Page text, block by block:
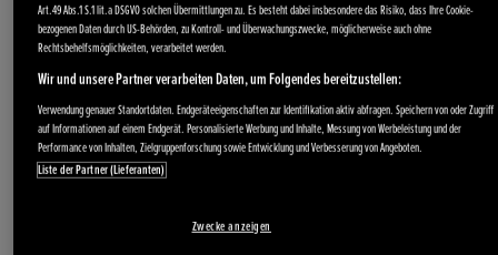
Art.49 Abs.1 S.1 lit.a DSGVO solchen Übermittlungen zu. Es besteht dabei insbesondere das Risiko, dass Ihre Cookie-
bezogenen Daten durch US-Behörden, zu Kontroll- und Überwachungszwecke, möglicherweise auch ohne
Rechtsbehelfsmöglichkeiten, verarbeitet werden.
Wir und unsere Partner verarbeiten Daten, um Folgendes bereitzustellen:
Verwendung genauer Standortdaten. Endgeräteeigenschaften zur Identifikation aktiv abfragen. Speichern von oder Zugriff
auf Informationen auf einem Endgerät. Personalisierte Werbung und Inhalte, Messung von Werbeleistung und der
Performance von Inhalten, Zielgruppenforschung sowie Entwicklung und Verbesserung von Angeboten.
Liste der Partner (Lieferanten)
Zwecke anzeigen